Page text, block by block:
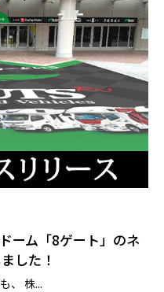
ーム「8ゲート」のネ
した！
、 株...